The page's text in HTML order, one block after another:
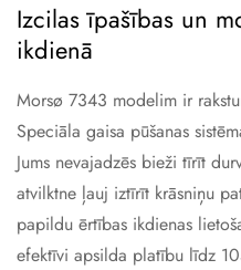
Izcilas īpašības un
ikdienā
Morsø 7343 modelim ir
Speciāla gaisa pūšanas
Jums nevajadzēs bieži tīrīt
atvilktne ļauj iztīrīt krāsniņu
papildu ērtības ikdienas
efektīvi apsilda platību līdz